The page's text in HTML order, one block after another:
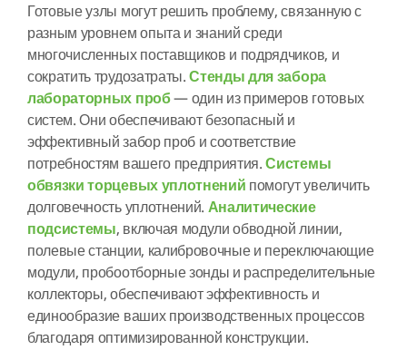
Готовые узлы могут решить проблему, связанную с
разным уровнем опыта и знаний среди
многочисленных поставщиков и подрядчиков, и
сократить трудозатраты.Стенды для забора
лабораторных проб— один из примеров готовых
систем. Они обеспечивают безопасный и
эффективный забор проб и соответствие
потребностям вашего предприятия.Системы
обвязки торцевых уплотнений помогут увеличить
долговечность уплотнений. Аналитические
подсистемы, включая модули обводной линии,
полевые станции, калибровочные и переключающие
модули, пробоотборные зонды и распределительные
коллекторы, обеспечивают эффективность и
единообразие ваших производственных процессов
благодаря оптимизированной конструкции.